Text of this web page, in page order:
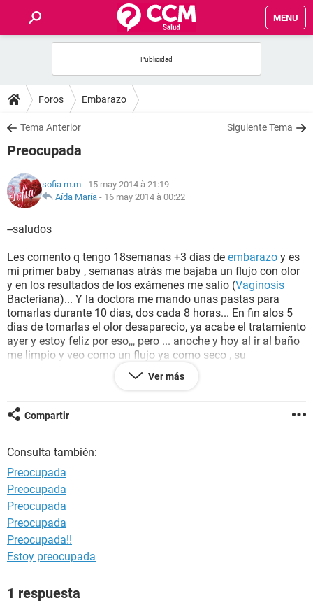
MENU
FORUMS
SALUD
NUTRICIÓN
BIENESTAR
SEXUALIDAD
GLOSARIO
Foros Embarazo
Tema Anterior Siguiente Tema
Preocupada
sofia m.m - 15 may 2014 à 21:19
Aída María - 16 may 2014 à 00:22
--saludos
Les comento q tengo 18semanas +3 dias de embarazo y es
mi primer baby , semanas atrás me bajaba un flujo con olor
y en los resultados de los exámenes me salio (Vaginosis
Bacteriana)... Y la doctora me mando unas pastas para
tomarlas durante 10 dias, dos cada 8 horas... En fin alos 5
dias de tomarlas el olor desaparecio, ya acabe el tratamiento
ayer y estoy feliz por eso,,, pero ... anoche y hoy al ir al baño
me limpio y veo como un flujo ya como seco , su
consistencia es como el pegamento cuando se seca en las
manos .mas o menos asi... Por q sera .seran restos de la
Mil gracias ojala me hayan entendido...
NOTA: desde ayer siento punzaditas pasajeras en el bajo
vientre por que?
Por FA aclaren esas 2 dudas... Gracias
Sofia...
Ver más
Compartir
Consulta también:
Preocupada
Preocupada
Preocupada
Preocupada
Preocupada!!
Estoy preocupada
1 respuesta